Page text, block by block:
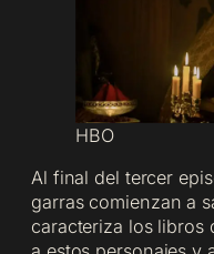
HBO
Al final del tercer
garras comienzan a
caracteriza los libros